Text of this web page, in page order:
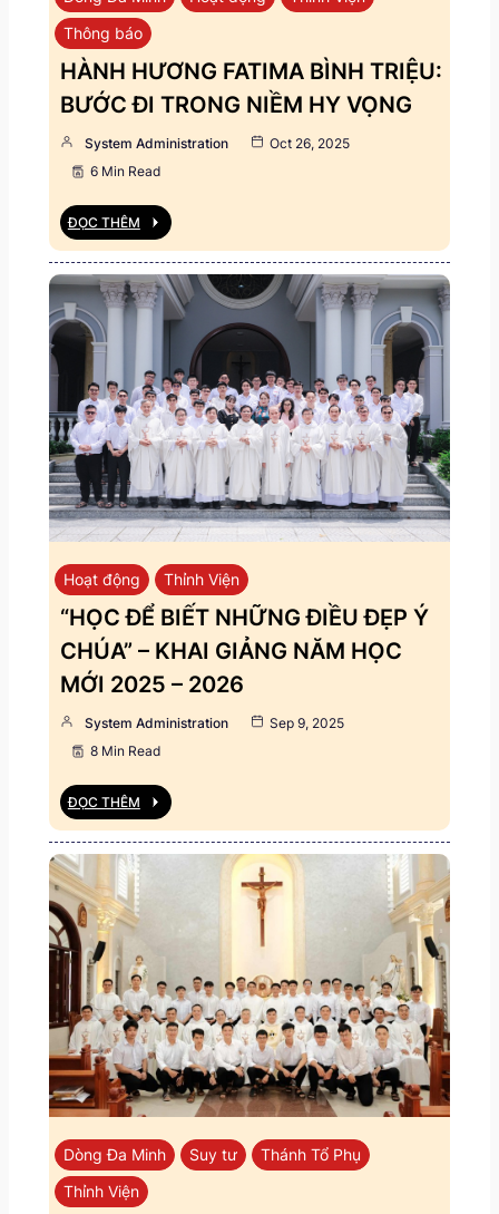
Thông báo
HÀNH HƯƠNG FATIMA BÌNH TRIỆU:
BƯỚC ĐI TRONG NIỀM HY VỌNG
System Administration
Oct 26, 2025
6 Min Read
ĐỌC THÊM
Hoạt động Thỉnh Viện
“HỌC ĐỂ BIẾT NHỮNG ĐIỀU ĐẸP Ý
CHÚA” – KHAI GIẢNG NĂM HỌC
MỚI 2025 – 2026
System Administration
Sep 9, 2025
8 Min Read
ĐỌC THÊM
Dòng Đa Minh Suy tư
Thánh Tổ Phụ
Thỉnh Viện